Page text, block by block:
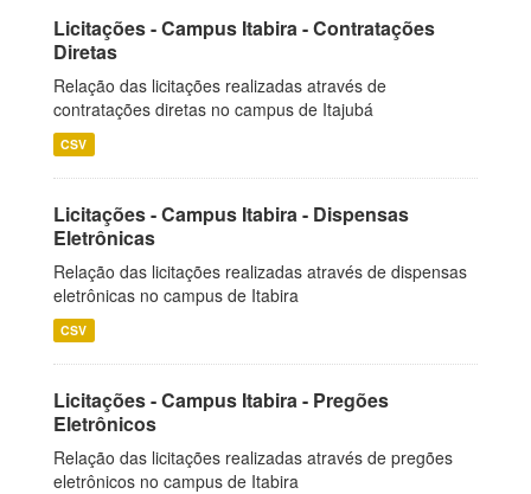
Licitações - Campus Itabira - Contratações
Diretas
Relação das licitações realizadas através de
contratações diretas no campus de Itajubá
CSV
Licitações - Campus Itabira - Dispensas
Eletrônicas
Relação das licitações realizadas através de dispensas
eletrônicas no campus de Itabira
CSV
Licitações - Campus Itabira - Pregões
Eletrônicos
Relação das licitações realizadas através de pregões
eletrônicos no campus de Itabira